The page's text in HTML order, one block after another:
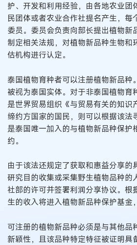
护、开发和利用经验，由各地农业团
民团体或者农业合作社提名产生，每
委员。委员会负责向部长提出植物新
制定相关法规，对植物新品种生物和
估机构进行认定。
泰国植物育种者可以注册植物新品种
被视为泰国实体。对于非泰国植物育
是世界贸易组织《与贸易有关的知识
缔约方国家的国民，则可以根据该法
是泰国唯一加入的与植物新品种保护
约。
由于该法还规定了获取和惠益分享的
研究目的收集或采集野生植物品种的
社部的许可并签署利润分享协议。根
生的收入将进入植物新品种保护基金
可注册的植物新品种必须是与其他品
新颖性，且该品种特定特征被证明具